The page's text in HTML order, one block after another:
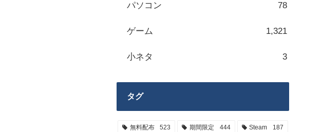
パソコン 78
ゲーム 1,321
小ネタ 3
タグ
無料配布 523 期間限定 444 Steam 187